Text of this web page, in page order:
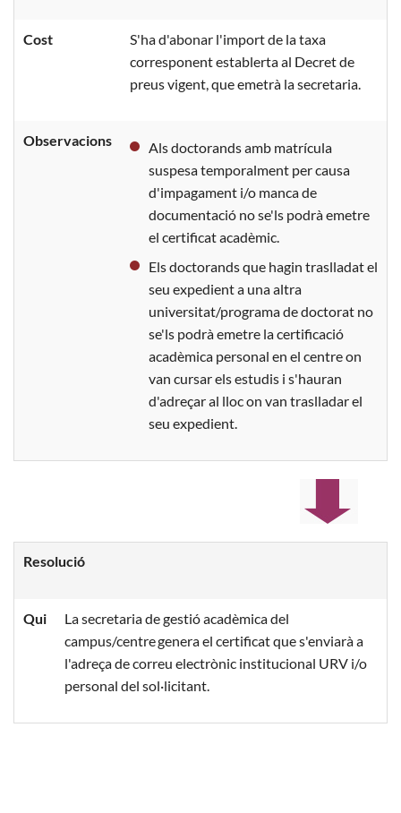
Cost
S'ha d'abonar l'import de la taxa
corresponent establerta al Decret de
preus vigent, que emetrà la secretaria.
Observacions
Als doctorands amb matrícula
suspesa temporalment per causa
d'impagament i/o manca de
documentació no se'ls podrà emetre
el certificat acadèmic.
Els doctorands que hagin traslladat el
seu expedient a una altra
universitat/programa de doctorat no
se'ls podrà emetre la certificació
acadèmica personal en el centre on
van cursar els estudis i s'hauran
d'adreçar al lloc on van traslladar el
seu expedient.
Resolució
Qui
La secretaria de gestió acadèmica del
campus/centre genera el certificat que s'enviarà a
l'adreça de correu electrònic institucional URV i/o
personal del sol·licitant.